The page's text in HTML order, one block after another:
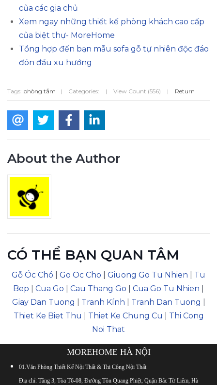
của các gia chủ
Xem ngay những thiết kế phòng khách cao cấp
của biệt thự- MoreHome
Tổng hợp đến bạn mẫu sofa gỗ tự nhiên độc đáo
đón đầu xu hướng
Tags: phòng tắm | Categories: | View Count (556) | Return
About the Author
CÓ THỂ BẠN QUAN TÂM
Gỗ Óc Chó Go Oc Cho Giuong Go Tu Nhien
Tu
Bep
Cua Go Cau Thang Go Cua Go Tu Nhien
Giay Dan Tuong
Tranh Kính Tranh Dan Tuong
Thiet Ke Biet Thu
Thiet Ke Chung Cu
Thi Cong
Noi That
MOREHOME HÀ NỘI
01.Văn Phòng Thiết Kế Nội Thất & Thi Công Nội Thất
Điạ chỉ: Tầng 3, Tòa T6-08, Đường Tôn Quang Phiệt, Quận Bắc Từ Liêm, Hà